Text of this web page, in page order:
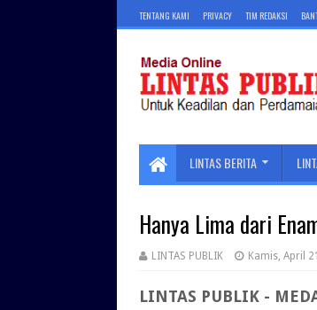
TENTANG KAMI PRIVACY TIM REDAKSI
LINTAS BERITA
Hanya Lima dari
LINTAS PUBLIK Kamis, April
LINTAS PUBLIK -